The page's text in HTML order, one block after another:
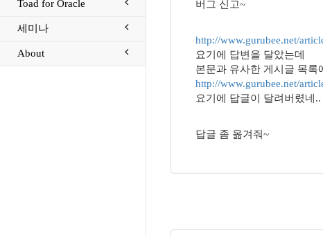
Toad for Oracle
세미나
About
버그 신고~
http://www.gurubee.net/
요기에 답변을 달았는데
본문과 유사한 게시글 목록
http://www.gurubee.net/
요기에 답글이 달려버렸네..
답글 좀 옮겨줘~